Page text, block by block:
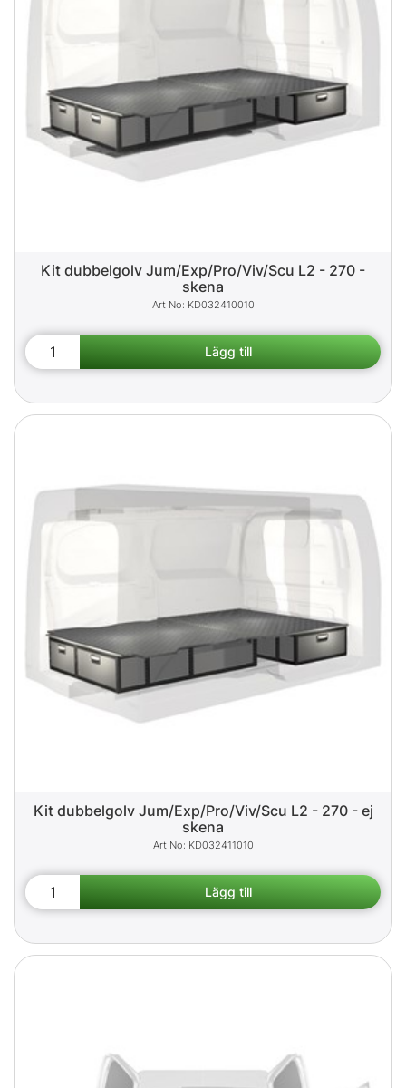
Kit dubbelgolv Jum/Exp/Pro/Viv/Scu L2 - 270 -
skena
KD032410010
Kit dubbelgolv Jum/Exp/Pro/Viv/Scu L2 - 270 - ej
skena
KD032411010